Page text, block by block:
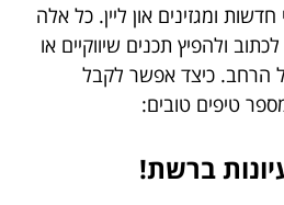
ומגזינים און ליין. כל אלה
ולהפיץ תכנים שיווקיים או
הרחב. כיצד אפשר לקבל
טיפים טובים:
ברשת!